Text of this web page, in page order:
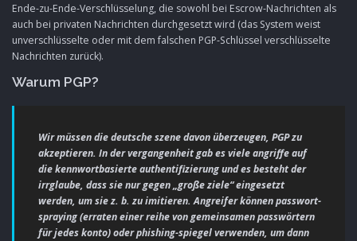
Ende-zu-Ende-Verschlüsselung, die sowohl bei Escrow-Nachrichten als
auch bei privaten Nachrichten durchgesetzt wird (das System weist
unverschlüsselte oder mit dem falschen PGP-Schlüssel verschlüsselte
Nachrichten zurück).
Warum PGP?
Wir müssen die deutsche szene davon überzeugen, PGP zu
akzeptieren. In der vergangenheit gab es viele angriffe auf
die kennwortbasierte authentifizierung und es besteht der
irrglaube, dass sie nur gegen „große ziele“ eingesetzt
werden, um sie z. b. zu imitieren. Angreifer können passwort-
spraying (erraten einer reihe von gemeinsamen passwörtern
für jedes konto) oder phishing-spiegel verwenden, um dann